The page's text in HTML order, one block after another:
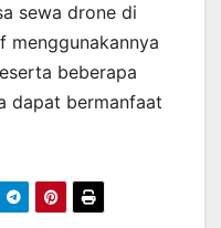
sewa drone di
menggunakannya
beberapa
dapat bermanfaat